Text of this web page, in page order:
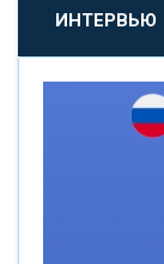
ИНТЕРВЬЮ